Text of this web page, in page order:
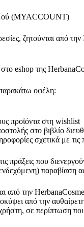
(MYACCOUNT)
ζητούνται από
eshop της
οφέλη:
προϊόντα στη wishlist
στο βιβλίο
σχετικά με τις
πράξεις που
παραβίαση
από την
από την
σε περίπτωση